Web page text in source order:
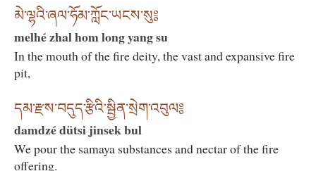
མེ་ལྷའི་ཞལ་ཧོམ་ཀློང་ཡངས་སུ༔
melhé zhal hom long yang su
In the mouth of the fire deity, the vast and expansive fire
pit,
དམ་རྫས་བདུད་རྩིའི་སྦྱིན་སྲེག་འབུལ༔
damdzé dütsi jinsek bul
We pour the samaya substances and nectar of the fire
offering.